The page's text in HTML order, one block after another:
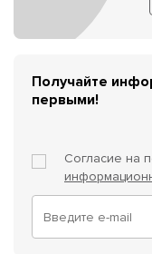
Получайте
первыми!
Согласие на